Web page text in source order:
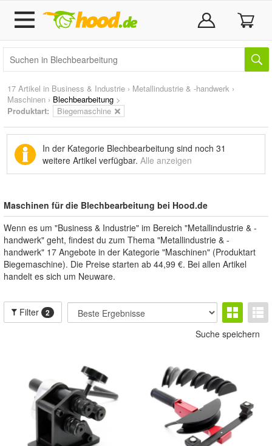
17 Artikel in Business & Industrie › Metallindustrie & -handwerk ›
Maschinen › Blechbearbeitung >
Produktart:
Biegemaschine
In der Kategorie Blechbearbeitung sind noch 31
weitere Artikel verfügbar. Alle anzeigen
Maschinen für die Blechbearbeitung bei Hood.de
Wenn es um "Business & Industrie" im Bereich "Metallindustrie & -
handwerk" geht, findest du zum Thema "Metallindustrie & -
handwerk" 17 Angebote in der Kategorie "Maschinen" (Produktart
Biegemaschine). Die Preise starten ab 44,99 €. Bei allen Artikel
handelt es sich um Neuware.
Filter 2
Suche speichern